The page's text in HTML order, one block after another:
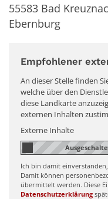
55583 Bad
Ebernburg
Empfohlener
An dieser Stelle finden
welche über den
diese Landkarte
externen Inhalten
Externe Inhalte
Ich bin damit
Damit können
übermittelt werden. Diese
Datenschutzerklärung